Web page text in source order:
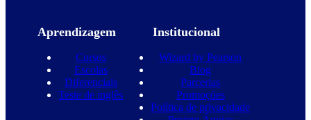
Aprendizagem
Cursos
Escolas
Diferenciais
Teste de inglês
Institucional
Wizard by Pearson
Blog
Parcerias
Promoções
Política de privacidade